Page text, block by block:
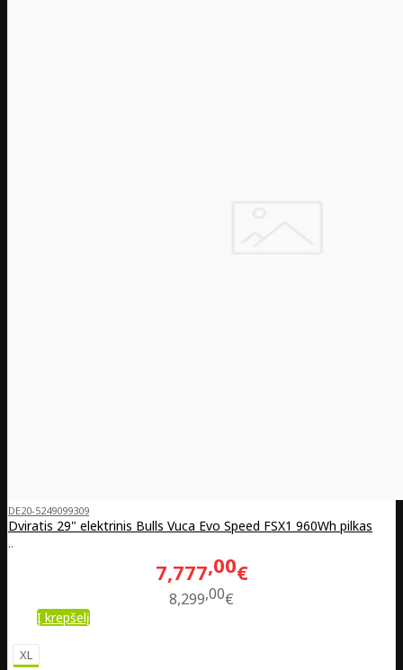
DE20-5249099309
Dviratis 29" elektrinis Bulls Vuca Evo Speed FSX1 960Wh pilkas
..
7,777 00€
8,299 00€
Į krepšelį
XL